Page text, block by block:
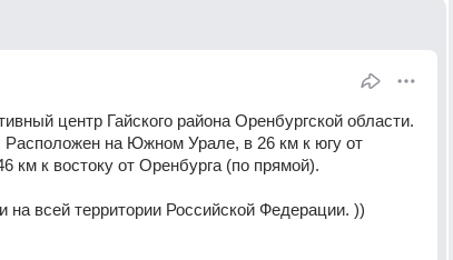
центр Гайского района Оренбургской области.
на Южном Урале, в 26 км к югу от
км к востоку от Оренбурга (по прямой).
на всей территории Российской Федерации. ))